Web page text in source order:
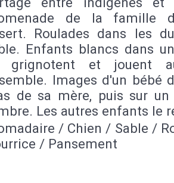
de la famille
Roulades dans les
Enfants blancs dans
grignotent et jouent
Images d'un bébé
de sa mère, puis sur
Les autres enfants le
/ Chien / Sable /
/ Pansement